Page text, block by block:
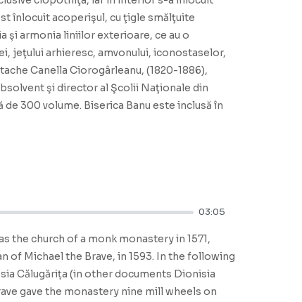
înlocuit acoperişul, cu ţigle smălţuite
și armonia liniilor exterioare, ce au o
jeţului arhieresc, amvonului, iconostaselor,
Canella Ciorogârleanu, (1820-1886),
şi director al Şcolii Naţionale din
300 volume. Biserica Banu este inclusă în
03:05
the church of a monk monastery in 1571,
of Michael the Brave, in 1593. In the following
Călugărița (in other documents Dionisia
gave the monastery nine mill wheels on